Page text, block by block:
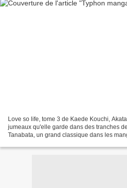
Love so life, tome 3 de Kaede Kouchi,
jumeaux qu'elle garde dans des tranches
Tanabata, un grand classique dans les